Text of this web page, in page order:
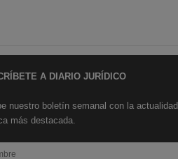
A DIARIO JURÍDICO
nuestro boletín semanal con la actualidad
más destacada.